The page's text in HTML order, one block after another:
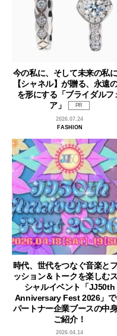
今の私に、そして未来の私に
【シャネル】が贈る、永遠
を形にする「ブライダルフ
ア」
PR
2026.07.24
FASHION
時代、世代をつなぐ音楽と
ッション＆トークを楽しむ
シャルイベント「JJ50th
Anniversary Fest 2026」
パートナー企業ブースの中
ご紹介！
2026.04.14